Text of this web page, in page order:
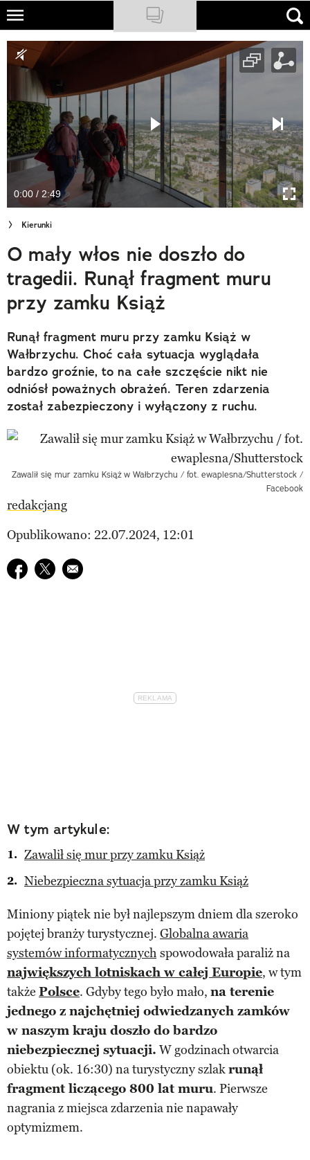
Skip
main
content
NATIONAL GEOGRAPHIC
TRAVELER
PODCASTY
Sklep
Newsletter
Cuda Polski
Wielki Konkurs Fotograficzny
Trendbook Podróżniczy
Polecane
0:00 / 2:49
Kierunki
O mały włos nie doszło do
tragedii. Runął fragment muru
przy zamku Książ
Runął fragment muru przy zamku Książ w
Wałbrzychu. Choć cała sytuacja wyglądała
bardzo groźnie, to na całe szczęście nikt nie
odniósł poważnych obrażeń. Teren zdarzenia
został zabezpieczony i wyłączony z ruchu.
Zawalił się mur zamku Książ w Wałbrzychu / fot. ewaplesna/Shutterstock /
Facebook
redakcjang
Opublikowano: 22.07.2024, 12:01
Udostępnij na facebook
Udostępnij na twitter
E-mail do przyjaciela
W tym artykule:
Zawalił się mur przy zamku Książ
Niebezpieczna sytuacja przy zamku Książ
Miniony piątek nie był najlepszym dniem dla szeroko
pojętej branży turystycznej. Globalna awaria
systemów informatycznych spowodowała paraliż na
największych lotniskach w całej Europie, w tym
także Polsce. Gdyby tego było mało, na terenie
jednego z najchętniej odwiedzanych zamków
w naszym kraju doszło do bardzo
niebezpiecznej sytuacji. W godzinach otwarcia
obiektu (ok. 16:30) na turystyczny szlakrunął
fragment liczącego 800 lat muru. Pierwsze
nagrania z miejsca zdarzenia nie napawały
optymizmem.